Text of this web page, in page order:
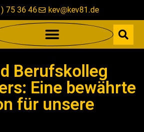
75 36 46 kev@kev81.de
Berufskolleg
Eine bewährte
für unsere